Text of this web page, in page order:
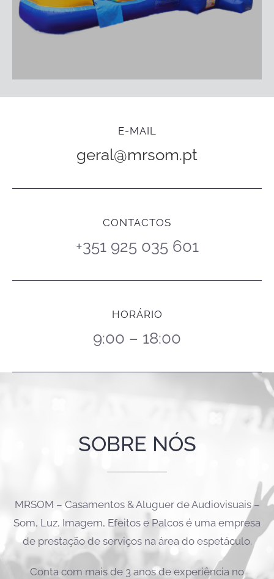
E-MAIL
geral@mrsom.pt
CONTACTOS
+351 925 035 601
HORÁRIO
9:00 – 18:00
SOBRE NÓS
MRSOM – Casamentos & Aluguer de Audiovisuais –
Som, Luz, Imagem, Efeitos e Palcos é uma empresa
de prestação de serviços na área do espetáculo.
Conta com mais de 3 anos de experiência no